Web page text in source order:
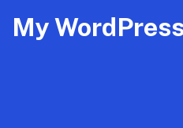
My